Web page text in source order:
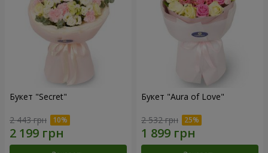
Букет "Secret"
2 443 грн
Букет "Aura of Love"
2 532 грн